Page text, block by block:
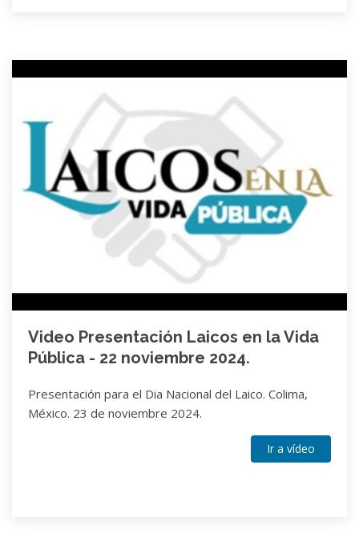
Video Presentación Laicos en la Vida
Pública - 22 noviembre 2024.
Presentación para el Dia Nacional del Laico. Colima,
México. 23 de noviembre 2024.
Ir a vídeo